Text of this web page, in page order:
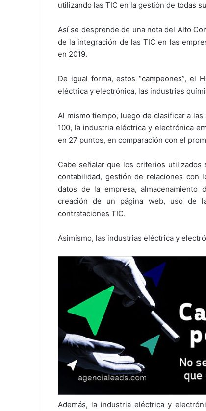
utilizando las TIC en la gestión de todas
Así se desprende de una nota del Alto
de la integración de las TIC en las
en 2019.
De igual forma, estos “campeones”, el
eléctrica y electrónica, las industrias
Al mismo tiempo, luego de clasificar a
100, la industria eléctrica y electrónica
en 27 puntos, en comparación con el
Cabe señalar que los criterios
contabilidad, gestión de relaciones con
datos de la empresa, almacenamiento
creación de un página web, uso de
contrataciones TIC.
Asimismo, las industrias eléctrica y
Además, la industria eléctrica y